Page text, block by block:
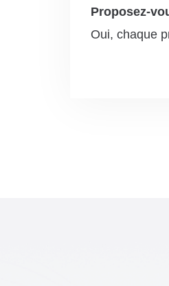
Proposez-
Oui, chaque